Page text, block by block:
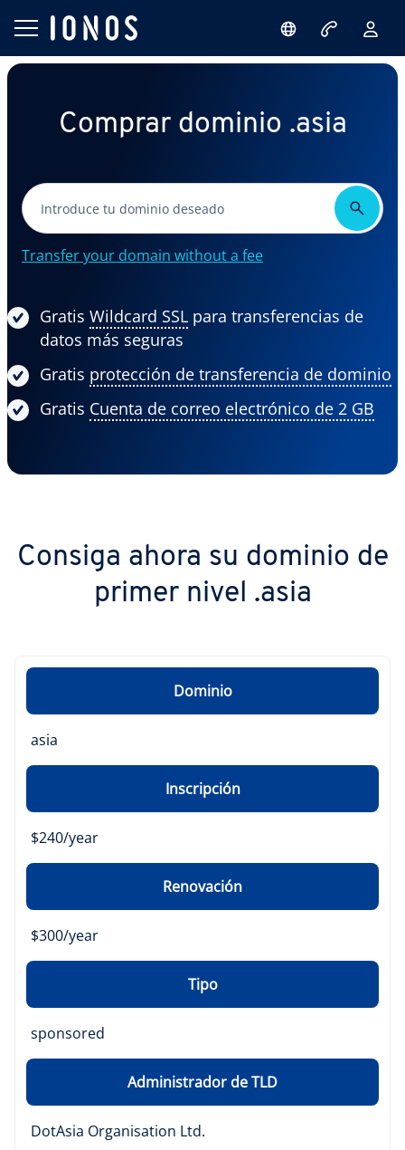
Comprar dominio .asia
Transfer your domain without a fee
Gratis Wildcard SSL para transferencias de
datos más seguras
Gratis protección de transferencia de dominio
Gratis Cuenta de correo electrónico de 2 GB
Consiga ahora su dominio de
primer nivel .asia
Dominio
asia
Inscripción
$240/year
Renovación
$300/year
Tipo
sponsored
Administrador de TLD
DotAsia Organisation Ltd.